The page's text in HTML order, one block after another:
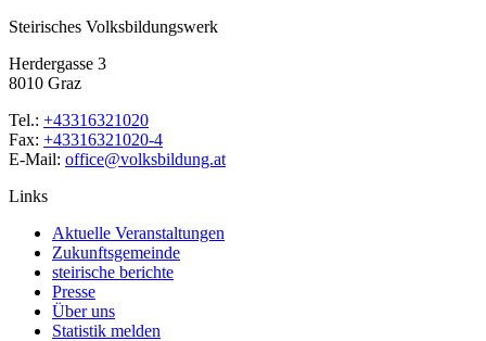
Steirisches Volksbildungswerk
Herdergasse 3
8010 Graz
Tel.: +43316321020
Fax: +43316321020-4
E-Mail: office@volksbildung.at
Links
Aktuelle Veranstaltungen
Zukunftsgemeinde
steirische berichte
Presse
Über uns
Statistik melden